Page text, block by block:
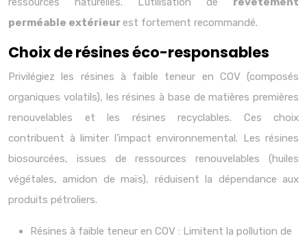
perméable extérieurest fortement recommandé.
Choix de résines éco-responsables
Privilégiez les résines à faible teneur en COV (composés
organiques volatils), les résines à base de matières premières
renouvelables et les résines recyclables. Ces choix
contribuent à limiter l’impact environnemental. Les résines
biosourcées, issues de ressources renouvelables (huiles
végétales, amidon de maïs), réduisent la dépendance aux
produits pétroliers.
Résines à faible teneur en COV : Limitent la pollution de